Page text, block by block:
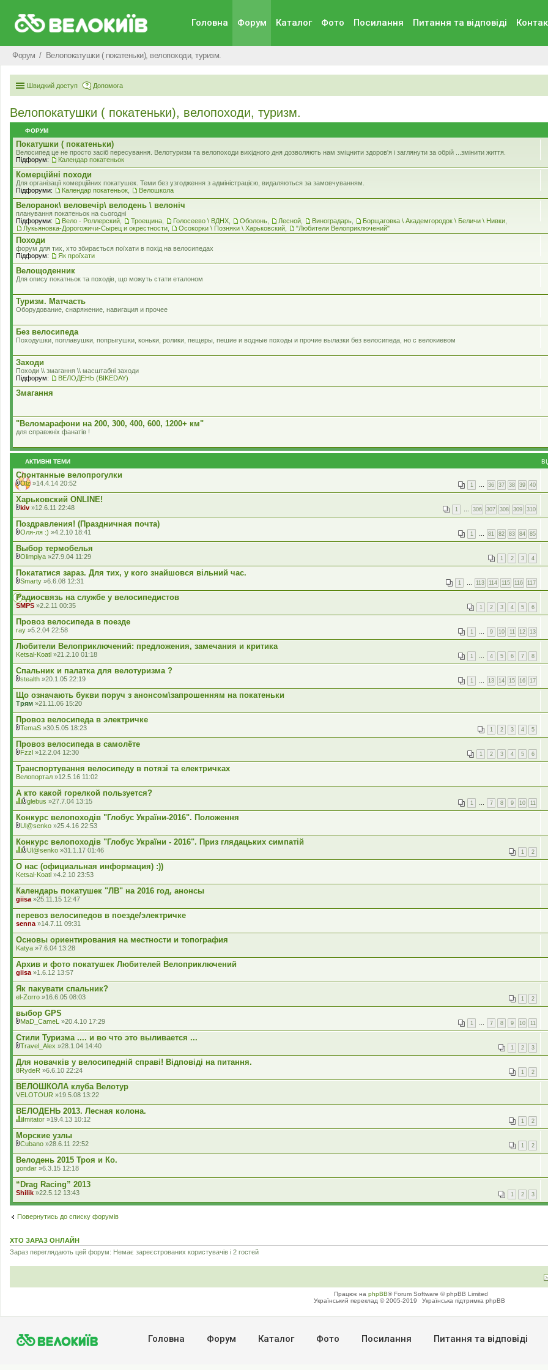
Головна Форум Каталог Фото Посилання Питання та вiдповiдi
Форум Велопокатушки ( покатеньки), велопоходи, туризм.
Швидкий доступ Допомога
Велопокатушки ( покатеньки), велопоходи, туризм.
ФОРУМ
Покатушки ( покатеньки)
Велосипед це не просто засіб пересування. Велотуризм та велопоходи вихідного дня дозволяють нам зміцнити здоров'я і заглянути за обрій ...змінити життя.
Підфорум:
Календар покатеньок
Комерцiйнi походи
Для організації комерційних покатушек. Теми без узгодження з адміністрацією, видаляються за замовчуванням.
Підфоруми:
Календар покатеньок Велошкола
Велоранок\ веловечір\ велодень \ велоніч
планування покатеньок на сьогодні
Підфоруми:
Вело - Роллерский Троещина Голосеево \ ВДНХ Оболонь Лесной Виноградарь Борщаговка \ Академгородок \ Беличи \ Нивки
Лукьяновка-Дорогожичи-Сырец и окрестности
Осокорки \ Позняки \ Харьковский "Любители Велоприключений"
Походи
форум для тих, хто збирається поїхати в похід на велосипедах
Підфорум:
Як проїхати
Велощоденник
Для опису покатньок та походів, що можуть стати еталоном
Туризм. Матчасть
Оборудование, снаряжение, навигация и прочее
Без велосипеда
Походушки, поплавушки, попрыгушки, коньки, ролики, пещеры, пешие и водные походы и прочие вылазки без велосипеда, но с велокиевом
Заходи
Походи \\ змагання \\ масштабні заходи
Підфорум:
ВЕЛОДЕНЬ (BIKEDAY)
Змагання
"Веломарафони на 200, 300, 400, 600, 1200+ км"
для справжнiх фанатiв !
АКТИВНІ ТЕМИ
Спонтанные велопрогулки
1 … 36 37 38 39 40
В
к
л
а
д
е
н
н
я
Olz »14.4.14 20:52
Харьковский ONLINE!
1 … 306 307 308 309 310
к
л
а
д
е
н
н
я
kiv »12.6.11 22:48
Поздравления! (Праздничная почта)
1 … 81 82 83 84 85
к
л
а
д
е
н
н
я
Оля-ля :) »4.2.10 18:41
Выбор термобелья
1 2 3 4
к
л
а
д
е
н
н
я
Olimpiya »27.9.04 11:29
Покататися зараз. Для тих, у кого знайшовся вільний час.
1 … 113 114 115 116 117
к
л
а
д
е
н
н
я
Smarty »6.6.08 12:31
Радиосвязь на службе у велосипедистов
1 2 3 4 5 6
SMPS »2.2.11 00:35
Провоз велосипеда в поезде
1 … 9 10 11 12 13
ray »5.2.04 22:58
Любители Велоприключений: предложения, замечания и критика
1 … 4 5 6 7 8
Ketsal-Koatl »21.2.10 01:18
Спальник и палатка для велотуризма ?
1 … 13 14 15 16 17
к
л
а
д
е
н
н
я
stealth »20.1.05 22:19
Що означають букви поруч з анонсом\запрошенням на покатеньки
Трям »21.11.06 15:20
Провоз велосипеда в электричке
1 2 3 4 5
к
л
а
д
е
н
н
я
TemaS »30.5.05 18:23
Провоз велосипеда в самолёте
1 2 3 4 5 6
к
л
а
д
е
н
н
я
Fzzl »12.2.04 12:30
Транспортування велосипеду в потязі та електричках
Велопортал »12.5.16 11:02
А кто какой горелкой пользуется?
1 … 7 8 9 10 11
я
т
е
м
а
м
а
є
г
л
о
с
у
в
а
н
н
я
В
к
л
а
д
е
н
н
я
glebus »27.7.04 13:15
Конкурс велопоходів "Глобус України-2016". Положення
к
л
а
д
е
н
н
я
Ul@senko »25.4.16 22:53
Конкурс велопоходів "Глобус України - 2016". Приз глядацьких симпатій
1 2
я
т
е
м
а
м
а
є
г
л
о
с
у
в
а
н
н
я
к
л
а
д
е
н
н
я
Ul@senko »31.1.17 01:46
О нас (официальная информация) :))
Ketsal-Koatl »4.2.10 23:53
Календарь покатушек "ЛВ" на 2016 год, анонсы
giisa »25.11.15 12:47
перевоз велосипедов в поезде/электричке
senna »14.7.11 09:31
Основы ориентирования на местности и топография
Katya »7.6.04 13:28
Архив и фото покатушек Любителей Велоприключений
giisa »1.6.12 13:57
Як пакувати спальник?
1 2
el-Zorro »16.6.05 08:03
выбор GPS
1 … 7 8 9 10 11
к
л
а
д
е
н
н
я
MaD_CameL »20.4.10 17:29
Стили Туризма .... и во что это выливается ...
1 2 3
к
л
а
д
е
н
н
я
Travel_Alex »28.1.04 14:40
Для новачків у велосипедній справі! Відповіді на питання.
1 2
8RydeR »6.6.10 22:24
ВЕЛОШКОЛА клуба Велотур
VELOTOUR »19.5.08 13:22
ВЕЛОДЕНЬ 2013. Лесная колона.
1 2
я
т
е
м
а
м
а
є
г
л
с
а
н
я
Imitator »19.4.13 10:12
Морские узлы
1 2
к
л
а
д
е
н
н
Cubano »28.6.11 22:52
Велодень 2015 Троя и Ко.
gondar »6.3.15 12:18
“Drag Racing” 2013
1 2 3
Shilik »22.5.12 13:43
Повернутись до списку форумів
ХТО ЗАРАЗ ОНЛАЙН
Зараз переглядають цей форум: Немає зареєстрованих користувачів і 2 гостей
Працює на phpBB® Forum Software © phpBB Limited
Український переклад © 2005-2019
Українська підтримка phpBB
Головна Форум Каталог Фото Посилання Питання та вiдповiдi